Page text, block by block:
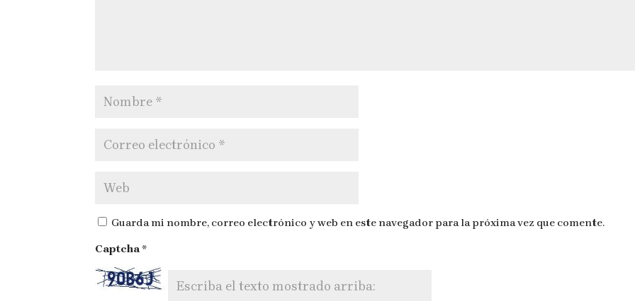
Guarda mi nombre, correo electrónico y web en este navegador para la próxima vez que comente.
Captcha*